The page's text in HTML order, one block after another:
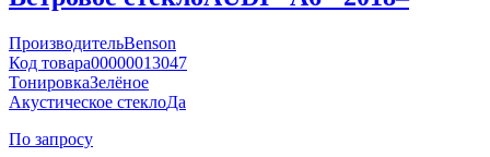
ПроизводительBenson
Код товара00000013047
ТонировкаЗелёное
Акустическое стеклоДа
По запросу